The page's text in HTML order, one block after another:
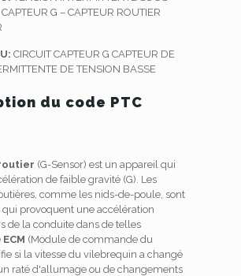
G – CAPTEUR ROUTIER
CIRCUIT CAPTEUR G CAPTEUR DE
DE TENSION BASSE
du code PTC
(G-Sensor) est un appareil qui
de faible gravité (G). Les
comme les nids-de-poule, sont
qui provoquent une accélération
de la conduite dans de telles
ECM (Module de commande du
si la vitesse du vilebrequin a changé
raté d'allumage ou de changements